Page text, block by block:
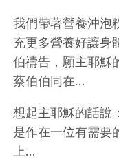
我們帶著營養沖泡
充更多營養好讓身
伯禱告，願主耶穌
蔡伯伯同在…
想起主耶穌的話說
是作在一位有需要
上…